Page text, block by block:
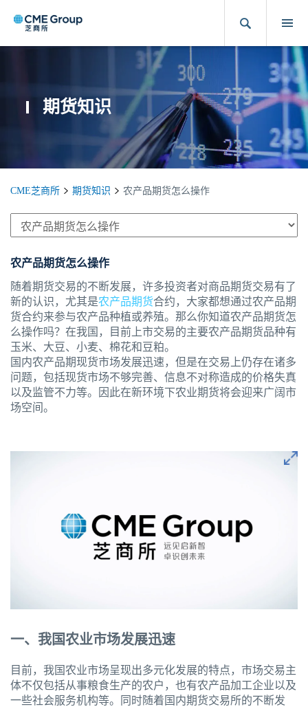
期货知识
CME芝商所 期货知识 农产品期货怎么操作
农产品期货怎么操作
随着期货交易的不断发展，许多投资者对商品期货交易有了
新的认识，尤其是农产品期货合约，大家都想通过农产品期
货合约来参与农产品种植或养殖。那么你知道农产品期货怎
么操作吗？在我国，目前上市交易的主要农产品期货品种有
玉米、大豆、小麦、棉花和豆粕。
国内农产品期现货市场发展迅速，但是在交易上仍存在诸多
问题，包括现货市场不够完善、信息不对称造成的价格失真
以及监管不力等。因此在新环境下农业期货将会迎来广阔市
场空间。
一、我国农业市场发展迅速
目前，我国农业市场呈现出多元化发展的特点，市场交易主
体不仅包括从事粮食生产的农户，也有农产品加工企业以及
一些社会服务机构等。同时随着国内期货交易所的不断发